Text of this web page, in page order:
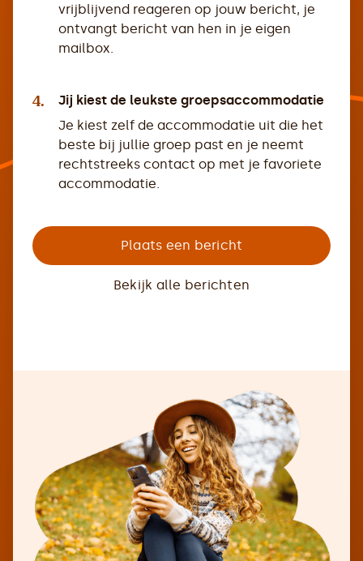
vrijblijvend reageren op jouw bericht, je
ontvangt bericht van hen in je eigen
mailbox.
4.
Jij kiest de leukste groepsaccommodatie
Je kiest zelf de accommodatie uit die het
beste bij jullie groep past en je neemt
rechtstreeks contact op met je favoriete
accommodatie.
Plaats een bericht
Bekijk alle berichten